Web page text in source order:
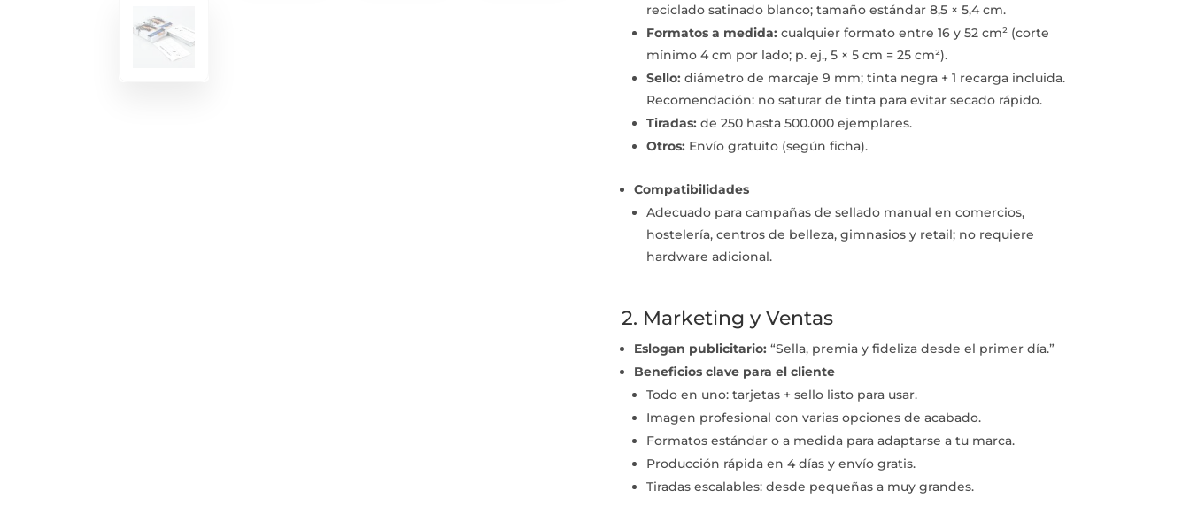
reciclado satinado blanco; tamaño estándar 8,5 × 5,4 cm.
Formatos a medida: cualquier formato entre 16 y 52 cm² (corte
mínimo 4 cm por lado; p. ej., 5 × 5 cm = 25 cm²).
Sello: diámetro de marcaje 9 mm; tinta negra + 1 recarga incluida.
Recomendación: no saturar de tinta para evitar secado rápido.
Tiradas: de 250 hasta 500.000 ejemplares.
Otros: Envío gratuito (según ficha).
Compatibilidades
Adecuado para campañas de sellado manual en comercios,
hostelería, centros de belleza, gimnasios y retail; no requiere
hardware adicional.
2. Marketing y Ventas
Eslogan publicitario: “Sella, premia y fideliza desde el primer día.”
Beneficios clave para el cliente
Todo en uno: tarjetas + sello listo para usar.
Imagen profesional con varias opciones de acabado.
Formatos estándar o a medida para adaptarse a tu marca.
Producción rápida en 4 días y envío gratis.
Tiradas escalables: desde pequeñas a muy grandes.